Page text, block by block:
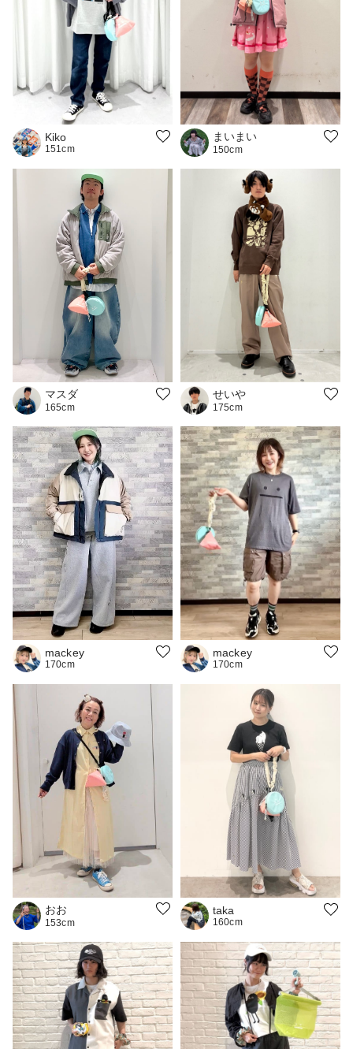
Kiko
151cm
まいまい
150cm
マスダ
165cm
せいや
175cm
mackey
170cm
mackey
170cm
おお
153cm
taka
160cm